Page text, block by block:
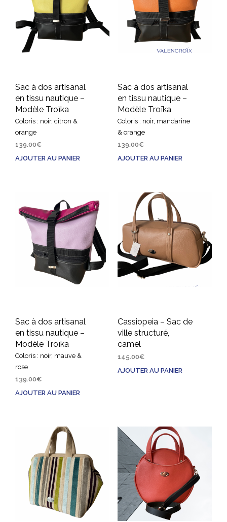
Sac à dos artisanal
en tissu nautique –
Modèle Troïka
Coloris : noir, citron &
orange
139.00€
AJOUTER AU PANIER
Sac à dos artisanal
en tissu nautique –
Modèle Troïka
Coloris : noir, mandarine
& orange
139.00€
AJOUTER AU PANIER
Sac à dos artisanal
en tissu nautique –
Modèle Troïka
Coloris : noir, mauve &
rose
139.00€
AJOUTER AU PANIER
Cassiopeia – Sac de
ville structuré,
camel
145.00€
AJOUTER AU PANIER